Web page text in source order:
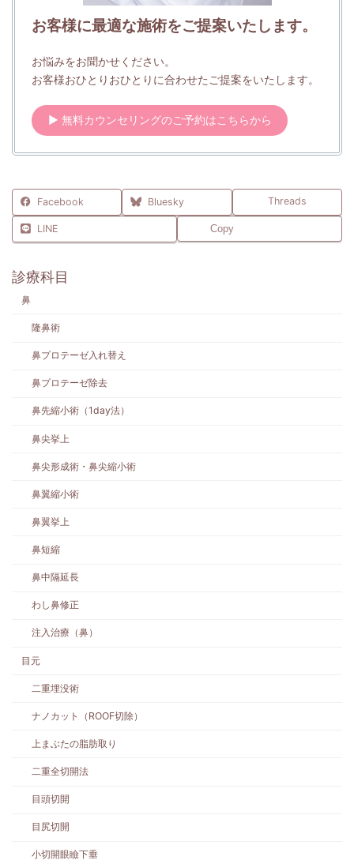
お客様に最適な施術をご提案いたします。
お悩みをお聞かせください。
お客様おひとりおひとりに合わせたご提案をいたします。
▶ 無料カウンセリングのご予約はこちらから
Facebook Bluesky Threads
LINE Copy
診療科目
鼻
隆鼻術
鼻プロテーゼ入れ替え
鼻プロテーゼ除去
鼻先縮小術（1day法）
鼻尖挙上
鼻尖形成術・鼻尖縮小術
鼻翼縮小術
鼻翼挙上
鼻短縮
鼻中隔延長
わし鼻修正
注入治療（鼻）
目元
二重埋没術
ナノカット（ROOF切除）
上まぶたの脂肪取り
二重全切開法
目頭切開
目尻切開
小切開眼瞼下垂